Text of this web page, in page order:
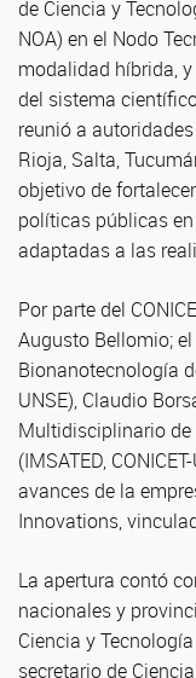
de Ciencia y
NOA) en el Nodo
modalidad híbrida,
del sistema
reunió a
Rioja, Salta,
objetivo de
políticas públicas
adaptadas a las
Por parte del
Augusto Bellomio;
Bionanotecnología
UNSE), Claudio
Multidisciplinario de
(IMSATED,
avances de la
Innovations,
La apertura contó
nacionales y
Ciencia y
secretario de